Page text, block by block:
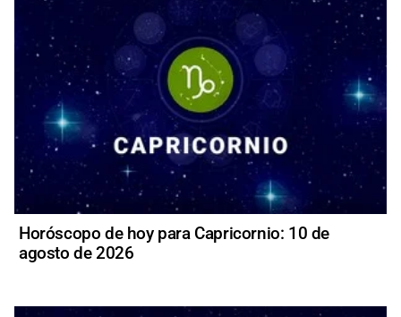
Horóscopo de hoy para Capricornio: 10 de
agosto de 2026